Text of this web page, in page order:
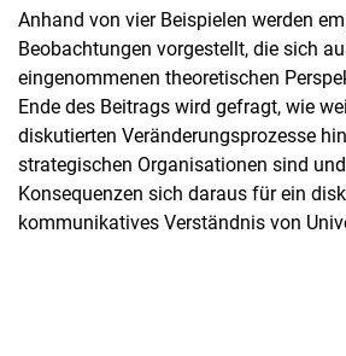
Anhand von vier Beispielen werden
Beobachtungen vorgestellt, die sich
eingenommenen theoretischen
Ende des Beitrags wird gefragt, wie
diskutierten Veränderungsprozesse
strategischen Organisationen sind
Konsequenzen sich daraus für ein
kommunikatives Verständnis von